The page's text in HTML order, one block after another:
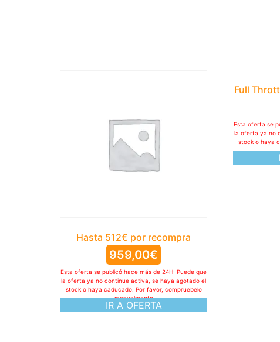
Hasta 512€ por recompra
959,00€
IR A OFERTA
Esta oferta se publicó hace más de 24H: Puede que
la oferta ya no continue activa, se haya agotado el
stock o haya caducado. Por favor, compruebelo
manualmente
Full
Esta oferta se
la oferta ya no
stock o haya